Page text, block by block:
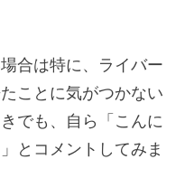
合は特に、ライバー
ことに気がつかない
でも、自ら「こんに
とコメントしてみま